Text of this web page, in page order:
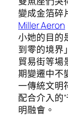
變成金箔碎
Miller Aeron
小她的目的
到零的境界
貿易街等場
期變遷中不
一傳統文明
配合介入的
明融會。